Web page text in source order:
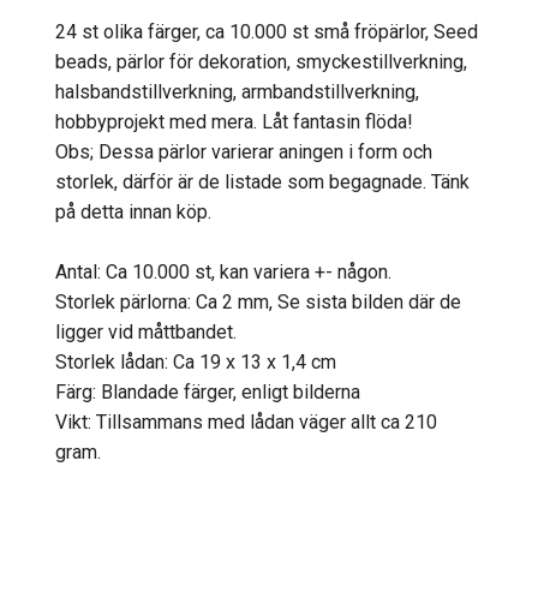
24 st olika färger, ca 10.000 st små fröpärlor, Seed
beads, pärlor för dekoration, smyckestillverkning,
halsbandstillverkning, armbandstillverkning,
hobbyprojekt med mera. Låt fantasin flöda!
Obs; Dessa pärlor varierar aningen i form och
storlek, därför är de listade som begagnade. Tänk
på detta innan köp.
Antal: Ca 10.000 st, kan variera +- någon.
Storlek pärlorna: Ca 2 mm, Se sista bilden där de
ligger vid måttbandet.
Storlek lådan: Ca 19 x 13 x 1,4 cm
Färg: Blandade färger, enligt bilderna
Vikt: Tillsammans med lådan väger allt ca 210
gram.